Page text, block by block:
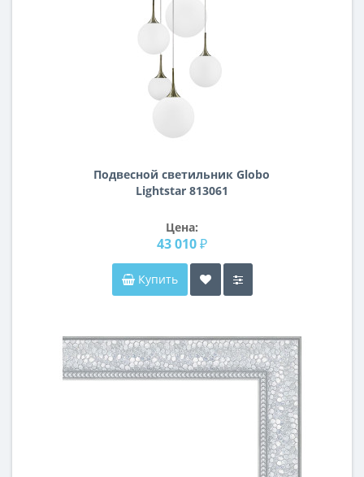
Подвесной светильник Globo
Lightstar 813061
Цена:
43 010 ₽
Купить